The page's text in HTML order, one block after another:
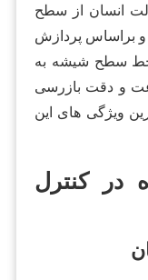
انسان از سطح
براساس پردازش
سطح شیشه به
و دقت بازرسی
ویژگی های این
در کنترل